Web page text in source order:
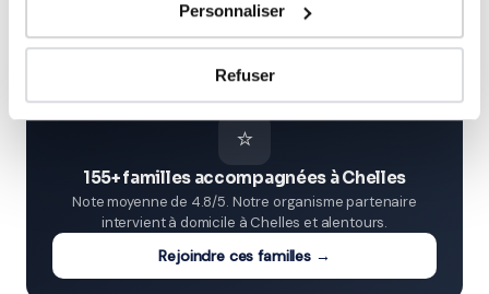
Personnaliser
Refuser
⭐
155+ familles accompagnées à Chelles
Note moyenne de 4.8/5. Notre organisme partenaire
intervient à domicile à Chelles et alentours.
Rejoindre ces familles →